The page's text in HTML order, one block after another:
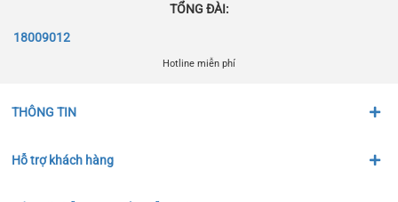
TỔNG ĐÀI:
18009012
Hotline miễn phí
THÔNG TIN
Hỗ trợ khách hàng